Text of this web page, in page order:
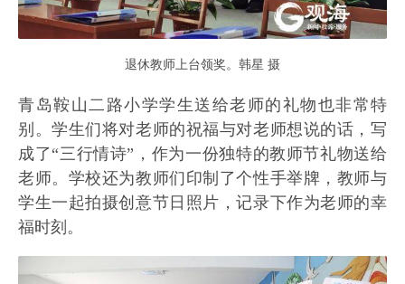
退休教师上台领奖。韩星 摄
青岛鞍山二路小学学生送给老师的礼物也非常特
别。学生们将对老师的祝福与对老师想说的话，写
成了“三行情诗”，作为一份独特的教师节礼物送给
老师。学校还为教师们印制了个性手举牌，教师与
学生一起拍摄创意节日照片，记录下作为老师的幸
福时刻。